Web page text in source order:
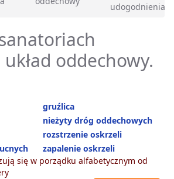
udogodnienia
oddechowy.
gruźlica
nieżyty dróg oddechowych
rozstrzenie oskrzeli
zapalenie oskrzeli
się w porządku alfabetycznym od